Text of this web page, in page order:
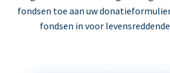
fondsen toe aan uw
fondsen in voor